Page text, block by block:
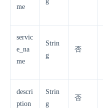
me
servic
e_na
me
Strin
g
否
descri
ption
Strin
g
否